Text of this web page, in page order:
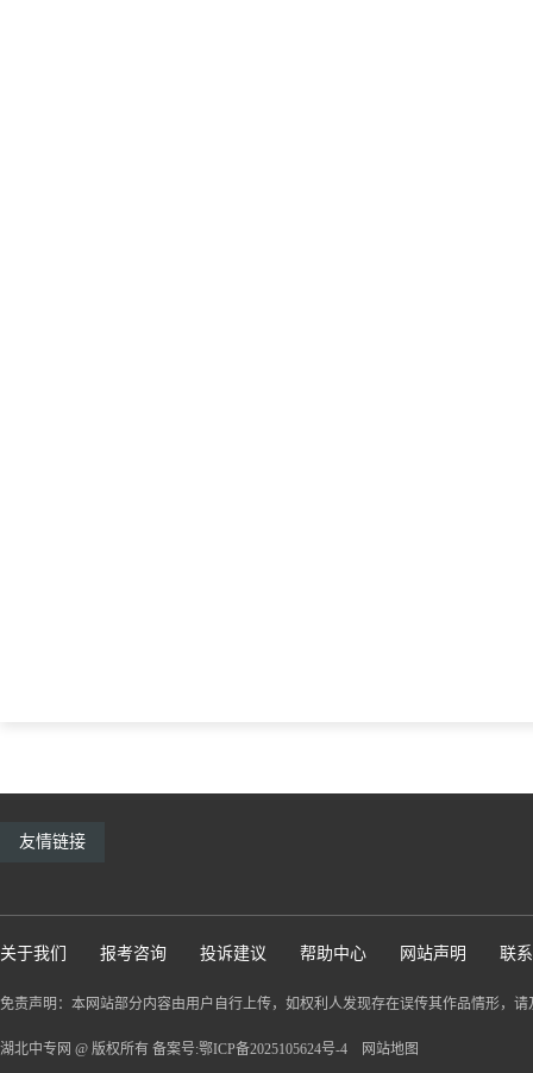
友情链接
关于我们 报考咨询 投诉建议 帮助中心 网站声明 联
免责声明：本网站部分内容由用户自行上传，如权利人发现存在误传其作品情形，
湖北中专网 @ 版权所有 备案号:鄂ICP备2025105624号-4 网站地图